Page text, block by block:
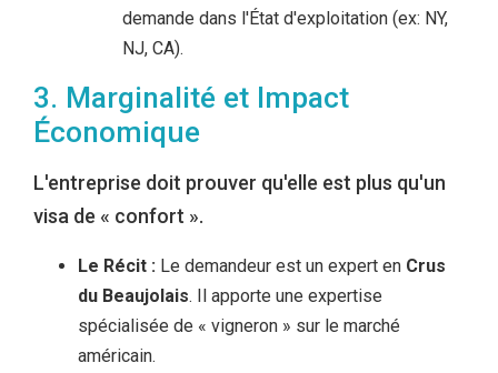
demande dans l'État d'exploitation (ex: NY,
NJ, CA).
3. Marginalité et Impact
Économique
L'entreprise doit prouver qu'elle est plus qu'un
visa de « confort ».
Le Récit : Le demandeur est un expert en Crus
du Beaujolais. Il apporte une expertise
spécialisée de « vigneron » sur le marché
américain.